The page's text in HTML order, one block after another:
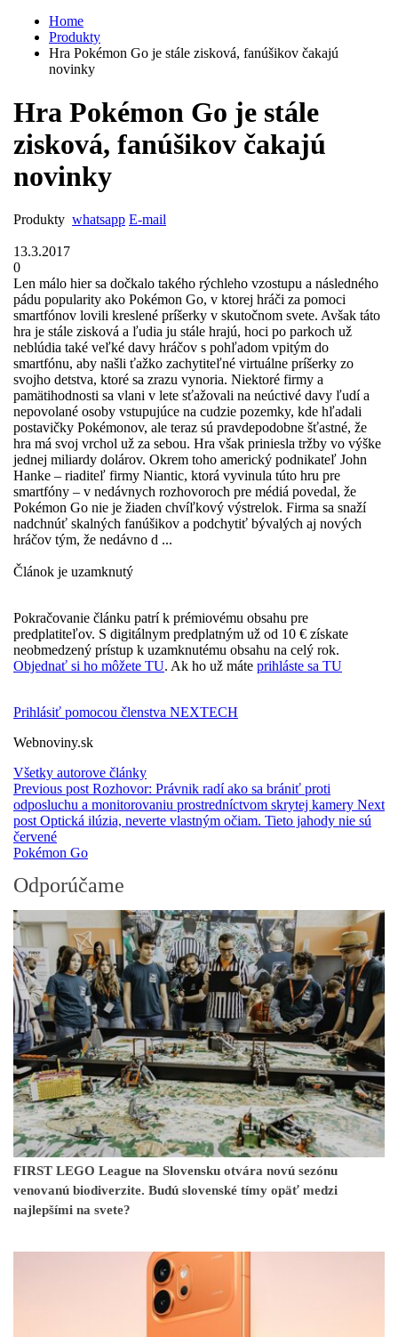
Home
Produkty
Hra Pokémon Go je stále zisková, fanúšikov čakajú
novinky
Hra Pokémon Go je stále
zisková, fanúšikov čakajú
novinky
Produkty whatsapp E-mail
13.3.2017
0
Len málo hier sa dočkalo takého rýchleho vzostupu a následného
pádu popularity ako Pokémon Go, v ktorej hráči za pomoci
smartfónov lovili kreslené príšerky v skutočnom svete. Avšak táto
hra je stále zisková a ľudia ju stále hrajú, hoci po parkoch už
neblúdia také veľké davy hráčov s pohľadom vpitým do
smartfónu, aby našli ťažko zachytiteľné virtuálne príšerky zo
svojho detstva, ktoré sa zrazu vynoria. Niektoré firmy a
pamätihodnosti sa vlani v lete sťažovali na neúctivé davy ľudí a
nepovolané osoby vstupujúce na cudzie pozemky, kde hľadali
postavičky Pokémonov, ale teraz sú pravdepodobne šťastné, že
hra má svoj vrchol už za sebou. Hra však priniesla tržby vo výške
jednej miliardy dolárov. Okrem toho americký podnikateľ John
Hanke – riaditeľ firmy Niantic, ktorá vyvinula túto hru pre
smartfóny – v nedávnych rozhovoroch pre médiá povedal, že
Pokémon Go nie je žiaden chvíľkový výstrelok. Firma sa snaží
nadchnúť skalných fanúšikov a podchytiť bývalých aj nových
hráčov tým, že nedávno d ...
Článok je uzamknutý
Pokračovanie článku patrí k prémiovému obsahu pre
predplatiteľov. S digitálnym predplatným už od 10 € získate
neobmedzený prístup k uzamknutému obsahu na celý rok.
Objednať si ho môžete TU. Ak ho už máte prihláste sa TU
Prihlásiť pomocou členstva NEXTECH
Webnoviny.sk
Všetky autorove články
Previous post Rozhovor: Právnik radí ako sa brániť proti
odposluchu a monitorovaniu prostredníctvom skrytej kamery Next
post Optická ilúzia, neverte vlastným očiam. Tieto jahody nie sú
červené
Pokémon Go
Odporúčame
FIRST LEGO League na Slovensku otvára novú sezónu
venovanú biodiverzite. Budú slovenské tímy opäť medzi
najlepšími na svete?